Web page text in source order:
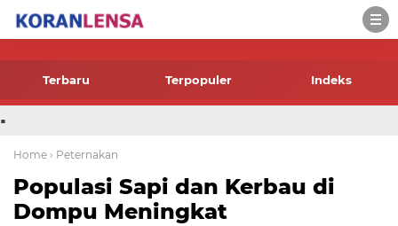
-->
Terbaru Terpopuler Indeks
.
Home › Peternakan
Populasi Sapi dan Kerbau di
Dompu Meningkat